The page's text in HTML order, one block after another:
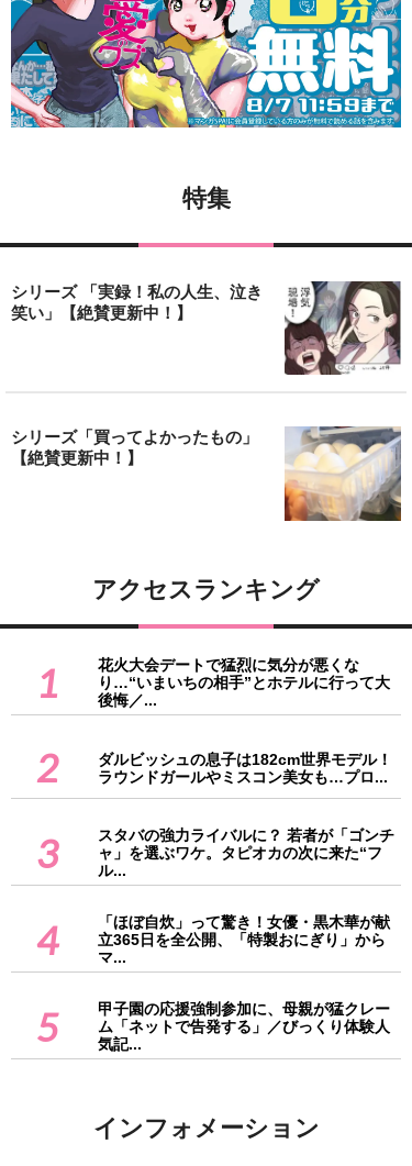
特集
シリーズ 「実録！私の人生、泣き
笑い」【絶賛更新中！】
シリーズ「買ってよかったもの」
【絶賛更新中！】
アクセスランキング
1
花火大会デートで猛烈に気分が悪くな
り…“いまいちの相手”とホテルに行って大
後悔／...
2
ダルビッシュの息子は182cm世界モデル！
ラウンドガールやミスコン美女も…プロ...
3
スタバの強力ライバルに？ 若者が「ゴンチ
ャ」を選ぶワケ。タピオカの次に来た“フ
ル...
4
「ほぼ自炊」って驚き！女優・黒木華が献
立365日を全公開、「特製おにぎり」から
マ...
5
甲子園の応援強制参加に、母親が猛クレー
ム「ネットで告発する」／びっくり体験人
気記...
インフォメーション